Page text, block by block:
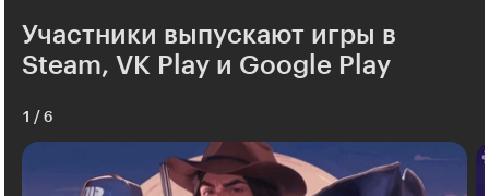
Участники выпускают игры в
Steam, VK Play и Google Play
1 / 6